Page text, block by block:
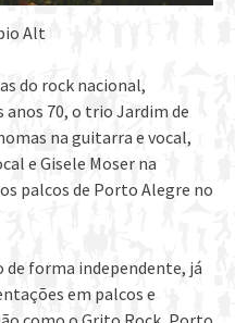
Alt
do rock nacional,
70, o trio Jardim de
na guitarra e vocal,
e Gisele Moser na
palcos de Porto Alegre no
de forma independente, já
em palcos e